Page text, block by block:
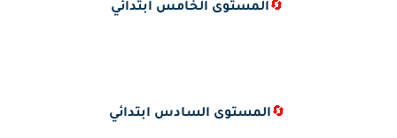
🔄المستوى الخامس ابتدائي
🔄المستوى السادس ابتدائي